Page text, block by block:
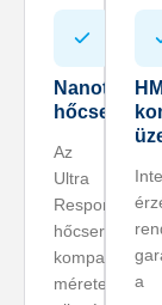
hőcserélő
Az
Ultra
Responsive
hőcserélő
kompakt
mérete
a